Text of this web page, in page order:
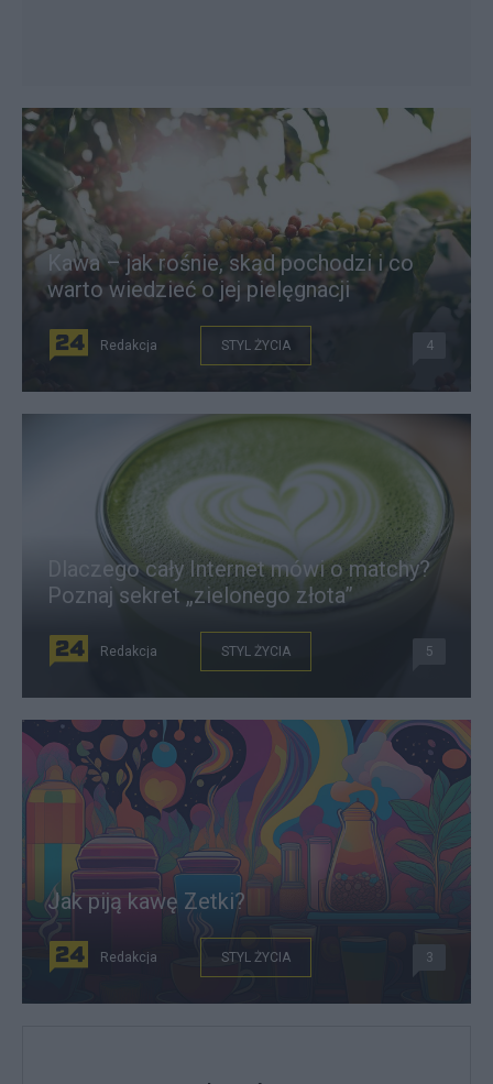
Kawa – jak rośnie, skąd pochodzi i co
warto wiedzieć o jej pielęgnacji
Redakcja STYL ŻYCIA 4
Dlaczego cały Internet mówi o matchy?
Poznaj sekret „zielonego złota”
Redakcja STYL ŻYCIA 5
Jak piją kawę Zetki?
Redakcja STYL ŻYCIA 3